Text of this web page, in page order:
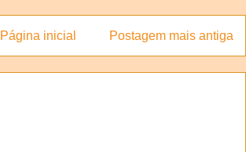
Postagem mais antiga
Página inicial